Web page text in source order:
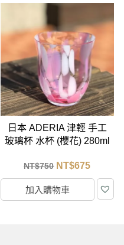
日本 ADERIA 津輕 手工
玻璃杯 水杯 (柑橘) 280ml
NT$750 NT$675
加入購物車